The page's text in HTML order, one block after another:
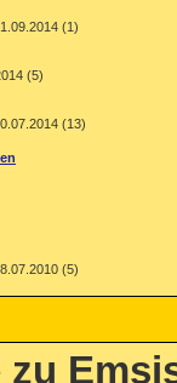
(1)
(5)
(13)
(5)
zu